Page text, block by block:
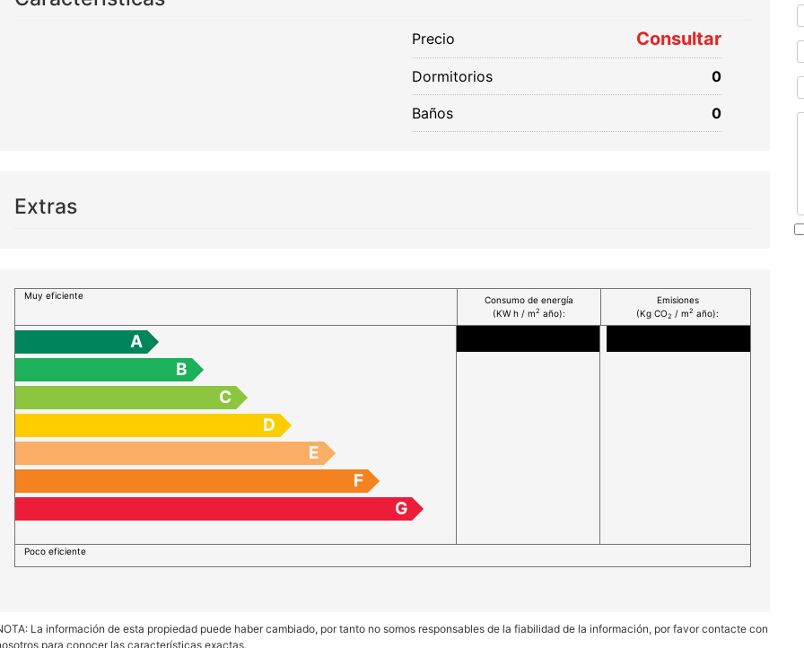
Precio Consultar
Dormitorios 0
Baños 0
Extras
Muy eficiente
Consumo de energía
(KW h / m2 año):
Emisiones
(Kg CO2 / m2 año):
A
B
C
D
E
F
G
Poco eficiente
La información de esta propiedad puede haber cambiado, por tanto no somos responsables de la fiabilidad de la información, por favor contacte con
para conocer las características exactas.